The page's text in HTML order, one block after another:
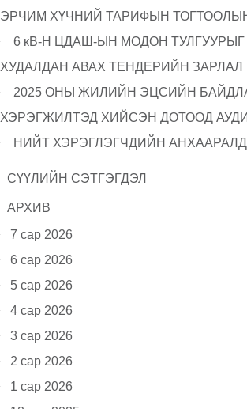
ЭРЧИМ ХҮЧНИЙ ТАРИФЫН
6 кВ-Н ЦДАШ-ЫН МОДОН
ХУДАЛДАН АВАХ ТЕНДЕРИЙН ЗАРЛАЛ
2025 ОНЫ ЖИЛИЙН ЭЦСИЙН
ХЭРЭГЖИЛТЭД ХИЙСЭН ДОТООД
НИЙТ ХЭРЭГЛЭГЧДИЙН АНХААРАЛД
СҮҮЛИЙН СЭТГЭГДЭЛ
АРХИВ
7 сар 2026
6 сар 2026
5 сар 2026
4 сар 2026
3 сар 2026
2 сар 2026
1 сар 2026